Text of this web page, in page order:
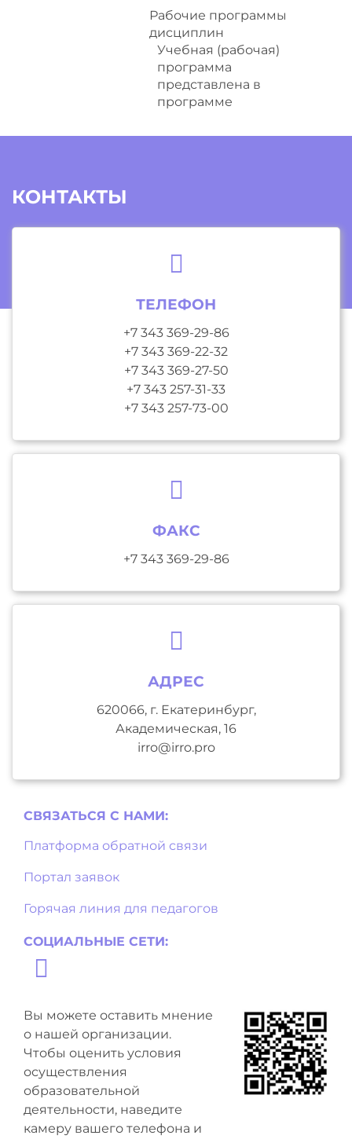
Рабочие программы
дисциплин
Учебная (рабочая)
программа
представлена в
программе
КОНТАКТЫ
ТЕЛЕФОН
+7 343 369-29-86
+7 343 369-22-32
+7 343 369-27-50
+7 343 257-31-33
+7 343 257-73-00
ФАКС
+7 343 369-29-86
АДРЕС
620066, г. Екатеринбург,
Академическая, 16
irro@irro.pro
СВЯЗАТЬСЯ С НAМИ:
Платформа обратной связи
Портал заявок
Горячая линия для педагогов
СОЦИАЛЬНЫЕ СЕТИ:
Вы можете оставить мнение
о нашей организации.
Чтобы оценить условия
осуществления
образовательной
деятельности, наведите
камеру вашего телефона и